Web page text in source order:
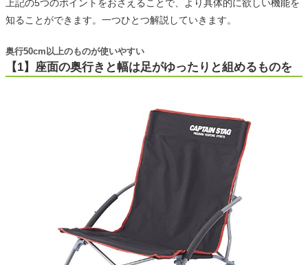
上記の5つのポイントをおさえることで、より具体的に欲しい機能を
知ることができます。一つひとつ解説していきます。
【1】座面の奥行きと幅は足がゆったりと組めるものを
奥行50cm以上のものが使いやすい